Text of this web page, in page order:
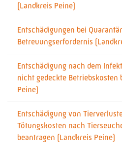
(Landkreis Peine)
Entschädigungen bei
Betreuungserfordernis
Entschädigung nach dem
nicht gedeckte Betriebskosten
Peine)
Entschädigung von
Tötungskosten nach
beantragen (Landkreis Peine)